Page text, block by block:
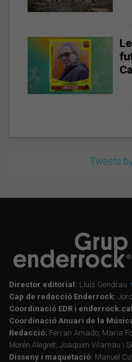
Tweets
Director editorial: Lluís Gendrau
Cap de redacció Enderrock:
Coordinació EDR i
Coordinació Anuari de la
Redacció: Ferran Amado, Maria
Morén Alegret, Joaquim Vilarnau i
Disseny i maquetació: Manuel